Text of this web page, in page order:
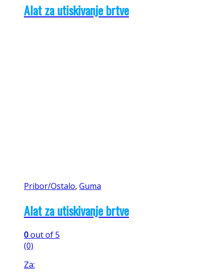
Alat za utiskivanje brtve
Pribor/Ostalo, Guma
Alat za utiskivanje brtve
0out of 5
(0)
Za: